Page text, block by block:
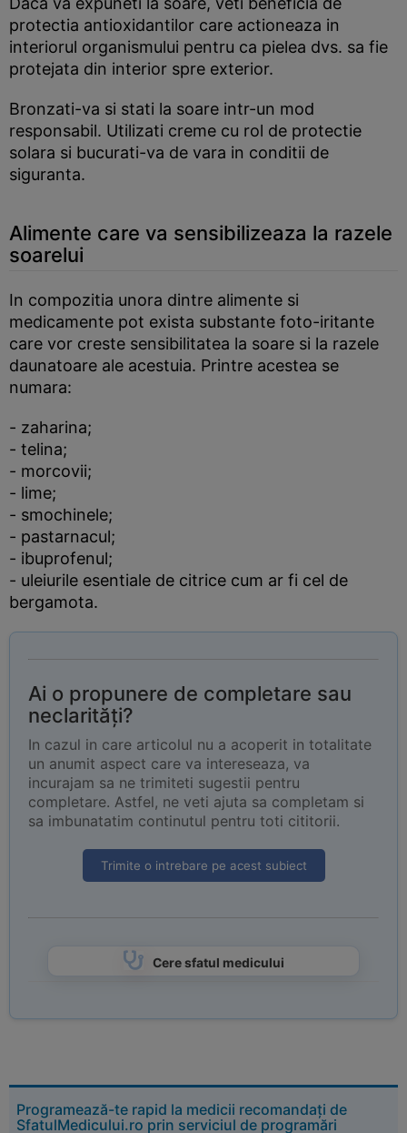
protectia antioxidantilor care actioneaza in
interiorul organismului pentru ca pielea dvs. sa fie
protejata din interior spre exterior.
Bronzati-va si stati la soare intr-un mod
responsabil. Utilizati creme cu rol de protectie
solara si bucurati-va de vara in conditii de
siguranta.
Alimente care va sensibilizeaza la razele
soarelui
In compozitia unora dintre alimente si
medicamente pot exista substante foto-iritante
care vor creste sensibilitatea la soare si la razele
daunatoare ale acestuia. Printre acestea se
numara:
- zaharina;
- telina;
- morcovii;
- lime;
- smochinele;
- pastarnacul;
- ibuprofenul;
- uleiurile esentiale de citrice cum ar fi cel de
bergamota.
Ai o propunere de completare sau
neclarități?
In cazul in care articolul nu a acoperit in totalitate
un anumit aspect care va intereseaza, va
incurajam sa ne trimiteti sugestii pentru
completare. Astfel, ne veti ajuta sa completam si
sa imbunatatim continutul pentru toti cititorii.
Trimite o intrebare pe acest subiect
Cere sfatul medicului
Programează-te rapid la medicii recomandați de
SfatulMedicului.ro prin serviciul de programări